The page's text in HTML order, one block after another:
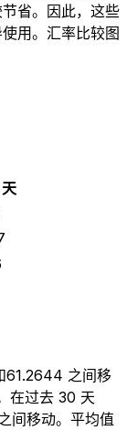
省。因此，这些
用。汇率比较图
61.2644 之间移
在过去 30 天
间移动。平均值